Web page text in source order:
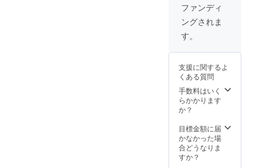
ファンディ
ングされま
す。
支援に関するよ
くある質問
手数料はいく
らかかります
か？
目標金額に届
かなかった場
合どうなりま
すか？